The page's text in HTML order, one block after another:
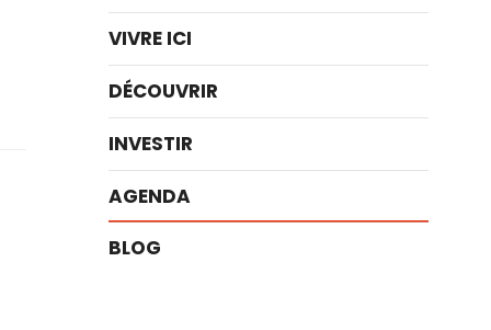
VIVRE ICI
DÉCOUVRIR
INVESTIR
AGENDA
BLOG